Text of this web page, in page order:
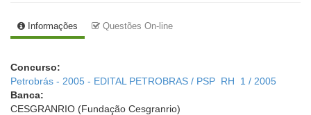
Informações Questões On-line
Concurso:
Petrobrás - 2005 - EDITAL PETROBRAS / PSP  RH  1 / 2005
Banca:
CESGRANRIO (Fundação Cesgranrio)